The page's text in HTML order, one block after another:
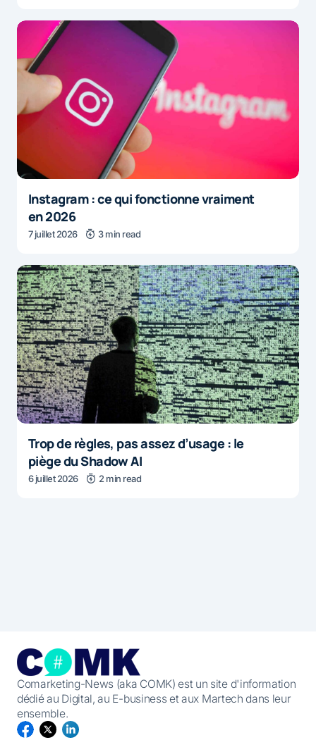
Instagram : ce qui fonctionne vraiment
en 2026
7 juillet 2026 3 min read
Trop de règles, pas assez d’usage : le
piège du Shadow AI
6 juillet 2026 2 min read
Comarketing-News (aka COMK) est un site d'information
dédié au Digital, au E-business et aux Martech dans leur
ensemble.